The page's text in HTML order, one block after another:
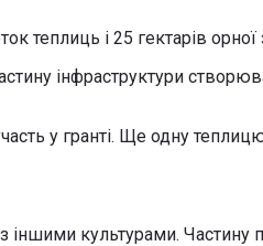
теплиць і 25 гектарів
інфраструктури
у гранті. Ще одну
культурами. Частину